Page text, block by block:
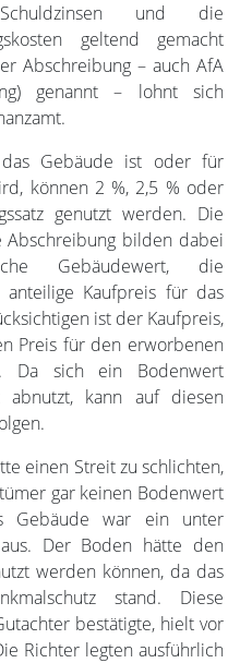
Schuldzinsen und die
geltend gemacht
Abschreibung – auch AfA
genannt – lohnt sich
Gebäude ist oder für
können 2 %, 2,5 % oder
genutzt werden. Die
Abschreibung bilden dabei
Gebäudewert, die
Kaufpreis für das
ist der Kaufpreis,
Preis für den erworbenen
Da sich ein Bodenwert
abnutzt, kann auf diesen
einen Streit zu schlichten,
gar keinen Bodenwert
Gebäude war ein unter
Der Boden hätte den
werden können, da das
stand. Diese
bestätigte, hielt vor
Richter legten ausführlich